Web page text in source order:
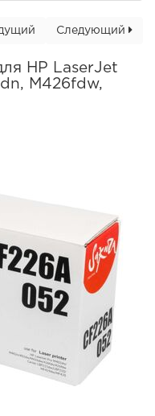
Следующий
HP LaserJet
M426fdw,